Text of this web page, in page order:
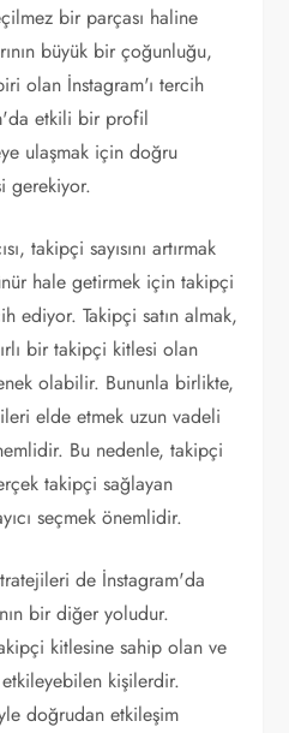
bir parçası haline
büyük bir çoğunluğu,
olan İnstagram'ı tercih
etkili bir profil
ulaşmak için doğru
gerekiyor.
takipçi sayısını artırmak
hale getirmek için takipçi
ediyor. Takipçi satın almak,
bir takipçi kitlesi olan
olabilir. Bununla birlikte,
elde etmek uzun vadeli
Bu nedenle, takipçi
takipçi sağlayan
seçmek önemlidir.
de İnstagram'da
bir diğer yoludur.
kitlesine sahip olan ve
etkileyebilen kişilerdir.
doğrudan etkileşim